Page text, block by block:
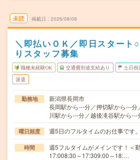
未読 掲載日 2026/08/06
＼即払いＯＫ／即日スタート
りスタッフ募集
職種未経験OK 交通費別途支給あり 土日祝
派遣
勤務地
新潟県長岡市
長岡駅から---分／押切駅から---
川駅から---分／越後滝谷駅から---
曜日頻度 週5日のフルタイムのお仕事です。
時間
週5フルタイムがメインです！＜
17:008:30～17:309:00～18:…